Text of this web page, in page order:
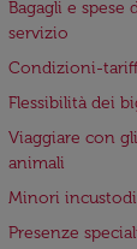
Bagagli e spese
servizio
Condizioni-
Flessibilità dei
Viaggiare con gli
animali
Minori
Presenze